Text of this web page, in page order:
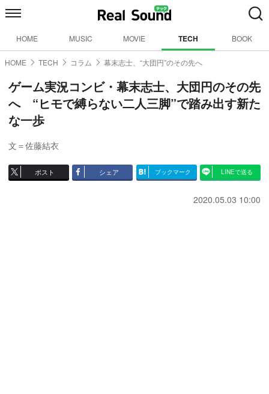
HOME MUSIC MOVIE TECH BOOK
HOME TECH コラム 幕末志士、“大団円”のその先へ
ゲーム実況コンビ・幕末志士、大団円のその先
へ “ヒモで縛らない二人三脚”で踏み出す新た
な一歩
文＝佐藤結衣
ポスト シェア ブックマーク LINEで送る
2020.05.03 10:00